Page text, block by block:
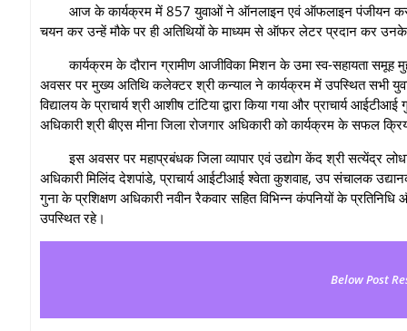
आज के कार्यक्रम में 857 युवाओं ने ऑनलाइन एवं ऑफलाइन पंजीयन
चयन कर उन्हें मौके पर ही अतिथियों के माध्यम से ऑफर लेटर प्रदान कर
कार्यक्रम के दौरान ग्रामीण आजीविका मिशन के उमा स्व-सहायता
अवसर पर मुख्य अतिथि कलेक्टर श्री कन्याल ने कार्यक्रम में उपस्थित सभी
विद्यालय के प्राचार्य श्री आशीष टांटिया द्वारा किया गया और प्राचार्य
अधिकारी श्री बीएस मीना जिला रोजगार अधिकारी को कार्यक्रम के सफल
इस अवसर पर महाप्रबंधक जिला व्यापार एवं उद्योग केंद श्री सत्येंद्र
अधिकारी मिलिंद देशपांडे, प्राचार्य आईटीआई श्वेता कुशवाह, उप संचालक
गुना के प्रशिक्षण अधिकारी नवीन रैकवार सहित विभिन्न कंपनियों के प्रतिनिधि
उपस्थित रहे।
Below Post